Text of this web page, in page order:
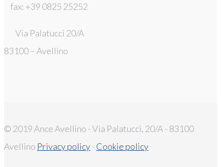
fax: +39 0825 25252
Via Palatucci 20/A
83100 – Avellino
© 2019 Ance Avellino - Via Palatucci, 20/A - 83100
Avellino Privacy policy- Cookie policy